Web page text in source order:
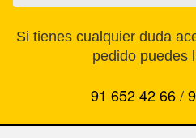
Si tienes cualquier duda
pedido puedes
91 652 42 66 /